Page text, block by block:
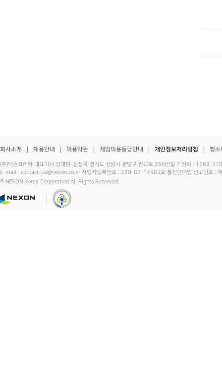
회사소개 채용안내 이용약관 게임이용등급안내 개인정보처리방침 청소
(주)넥슨코리아 대표이사 강대현·김정욱 경기도 성남시 분당구 판교로 256번길 7 전화 :
E-mail : contact-us@nexon.co.kr 사업자등록번호 : 220-87-17483호 통신판매업 신고번호 :
© NEXON Korea Corporation All Rights Reserved.